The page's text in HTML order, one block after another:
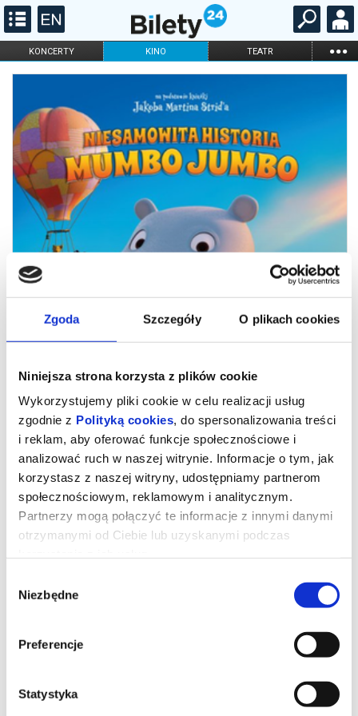
Zgoda Szczegóły O plikach cookies
Niniejsza strona korzysta z plików cookie
Wykorzystujemy pliki cookie w celu realizacji usług
zgodnie z Polityką cookies, do spersonalizowania treści
i reklam, aby oferować funkcje społecznościowe i
analizować ruch w naszej witrynie. Informacje o tym, jak
korzystasz z naszej witryny, udostępniamy partnerom
społecznościowym, reklamowym i analitycznym.
Partnerzy mogą połączyć te informacje z innymi danymi
otrzymanymi od Ciebie lub uzyskanymi podczas
zgody
Niezbędne
Preferencje
Statystyka
KONCERTY KINO TEATR ...
FILHARMONIA OPERA I BALET
ONLINE
Niesamowita historia Mumbo
Jumbo
niebezpieczną podróż, by odnaleźć straszną czarownicę, która
przywróci go do normalnego rozmiaru.